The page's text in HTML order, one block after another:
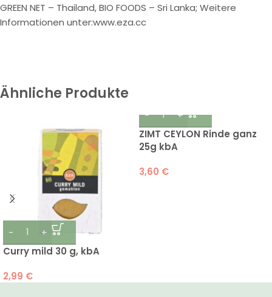
GREEN NET – Thailand, BIO FOODS – Sri Lanka; Weitere
Informationen unter:www.eza.cc
Ähnliche Produkte
Curry mild 30 g, kbA
2,99 €
ZIMT CEYLON Rinde ganz
25g kbA
3,60 €